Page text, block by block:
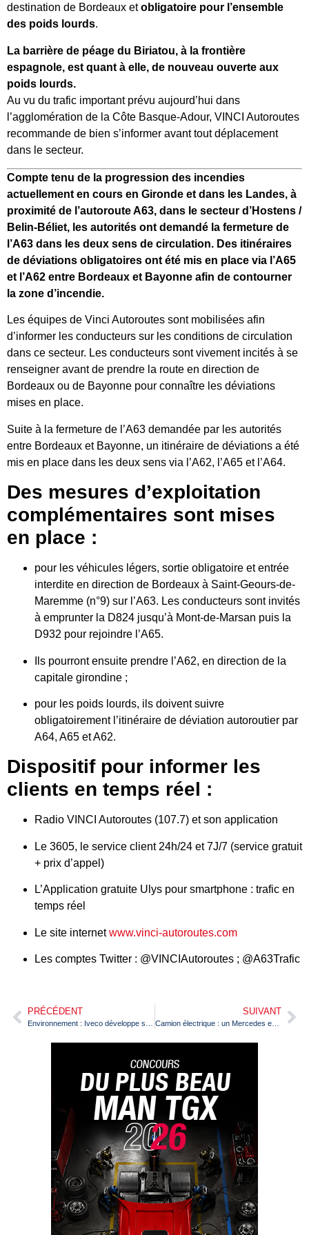
destination de Bordeaux etobligatoire pour l’ensemble
des poids lourds.
La barrière de péage du Biriatou, à la frontière
espagnole, est quant à elle, de nouveau ouverte aux
poids lourds.
Au vu du trafic important prévu aujourd’hui dans
l’agglomération de la Côte Basque‐Adour, VINCI Autoroutes
recommande de bien s’informer avant tout déplacement
dans le secteur.
Compte tenu de la progression des incendies
actuellement en cours en Gironde et dans les Landes, à
proximité de l’autoroute A63, dans le secteur d’Hostens /
Belin-Béliet, les autorités ont demandé la fermeture de
l’A63 dans les deux sens de circulation. Des itinéraires
de déviations obligatoires ont été mis en place via l’A65
et l’A62 entre Bordeaux et Bayonne afin de contourner
la zone d’incendie.
Les équipes de Vinci Autoroutes sont mobilisées afin
d’informer les conducteurs sur les conditions de circulation
dans ce secteur. Les conducteurs sont vivement incités à se
renseigner avant de prendre la route en direction de
Bordeaux ou de Bayonne pour connaître les déviations
mises en place.
Suite à la fermeture de l’A63 demandée par les autorités
entre Bordeaux et Bayonne, un itinéraire de déviations a été
mis en place dans les deux sens via l’A62, l’A65 et l’A64.
Des mesures d’exploitation
complémentaires sont mises
en place :
pour les véhicules légers, sortie obligatoire et entrée
interdite en direction de Bordeaux à Saint-Geours-de-
Maremme (n°9) sur l’A63. Les conducteurs sont invités
à emprunter la D824 jusqu’à Mont-de-Marsan puis la
D932 pour rejoindre l’A65.
Ils pourront ensuite prendre l’A62, en direction de la
capitale girondine ;
pour les poids lourds, ils doivent suivre
obligatoirement l’itinéraire de déviation autoroutier par
A64, A65 et A62.
Dispositif pour informer les
clients en temps réel :
Radio VINCI Autoroutes (107.7) et son application
Le 3605, le service client 24h/24 et 7J/7 (service gratuit
+ prix d’appel)
L’Application gratuite Ulys pour smartphone : trafic en
temps réel
Le site internetwww.vinci-autoroutes.com
Les comptes Twitter : @VINCIAutoroutes ; @A63Trafic
PRÉCÉDENT SUIVANT
Camion électrique : un Mercedes eActros porteur-remorqueur de 40 t